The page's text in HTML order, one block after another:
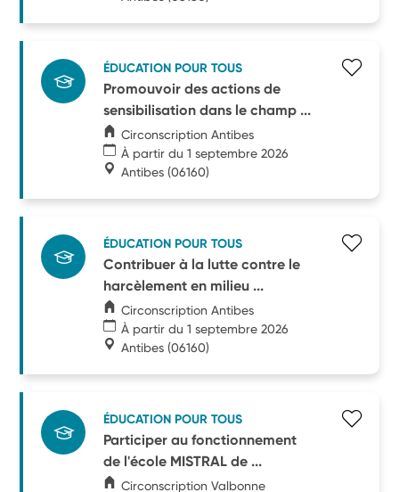
ÉDUCATION POUR TOUS
Promouvoir des actions de
sensibilisation dans le champ ...
Circonscription Antibes
À partir du 1 septembre 2026
Antibes (06160)
ÉDUCATION POUR TOUS
Contribuer à la lutte contre le
harcèlement en milieu ...
Circonscription Antibes
À partir du 1 septembre 2026
Antibes (06160)
ÉDUCATION POUR TOUS
Participer au fonctionnement
de l'école MISTRAL de ...
Circonscription Valbonne